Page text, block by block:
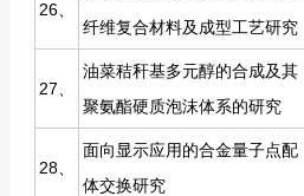
26、
纤维复合材料及成型工艺研究
27、
油菜秸秆基多元醇的合成及其
聚氨酯硬质泡沫体系的研究
28、
面向显示应用的合金量子点配
体交换研究